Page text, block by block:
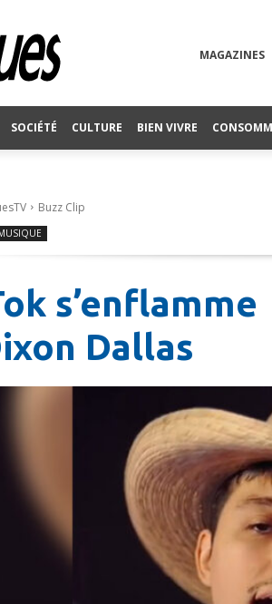
MAGAZINES
SOCIÉTÉ CULTURE BIEN VIVRE
Buzz Clip
Dallas